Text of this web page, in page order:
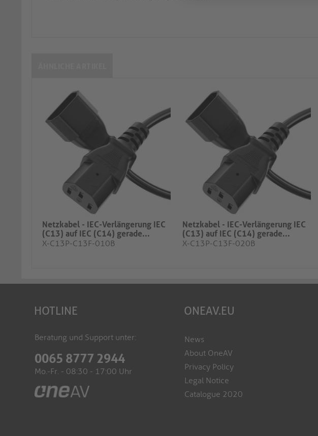
Netzkabel - IEC-Verlängerung IEC
(C13) auf IEC (C14) gerade...
X-C13P-C13F-010B
Netzkabel - IEC-Verlängerung IEC
(C13) auf IEC (C14) gerade...
X-C13P-C13F-020B
HOTLINE
Beratung und Support unter:
0065 8777 2944
Mo.-Fr. - 08:30 - 17:00 Uhr
ONEAV.EU
News
About OneAV
Privacy Policy
Legal Notice
Catalogue 2020